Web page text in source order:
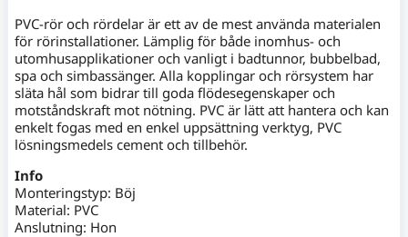
PVC-rör och rördelar är ett av de mest använda materialen
för rörinstallationer. Lämplig för både inomhus- och
utomhusapplikationer och vanligt i badtunnor, bubbelbad,
spa och simbassänger. Alla kopplingar och rörsystem har
släta hål som bidrar till goda flödesegenskaper och
motståndskraft mot nötning. PVC är lätt att hantera och kan
enkelt fogas med en enkel uppsättning verktyg, PVC
lösningsmedels cement och tillbehör.
Info
Monteringstyp: Böj
Material: PVC
Anslutning: Hon